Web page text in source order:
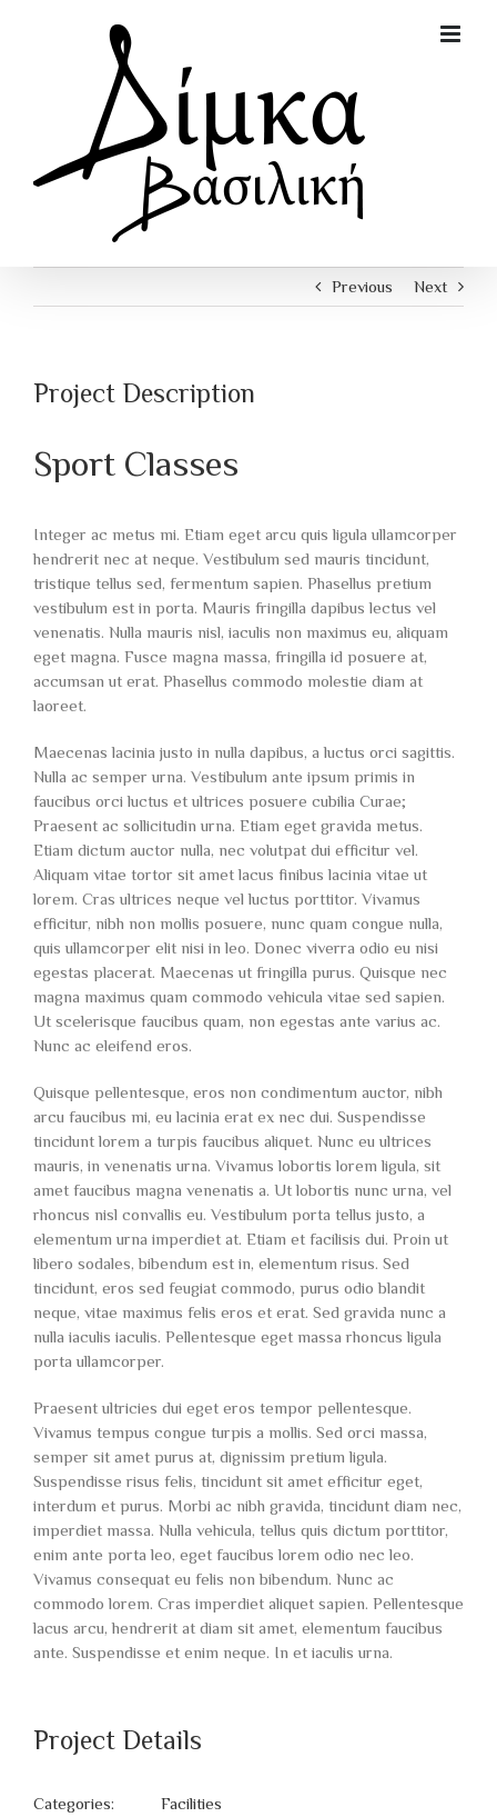
Previous Next
Project Description
Sport Classes
Integer ac metus mi. Etiam eget arcu quis ligula ullamcorper
hendrerit nec at neque. Vestibulum sed mauris tincidunt,
tristique tellus sed, fermentum sapien. Phasellus pretium
vestibulum est in porta. Mauris fringilla dapibus lectus vel
venenatis. Nulla mauris nisl, iaculis non maximus eu, aliquam
eget magna. Fusce magna massa, fringilla id posuere at,
accumsan ut erat. Phasellus commodo molestie diam at
laoreet.
Maecenas lacinia justo in nulla dapibus, a luctus orci sagittis.
Nulla ac semper urna. Vestibulum ante ipsum primis in
faucibus orci luctus et ultrices posuere cubilia Curae;
Praesent ac sollicitudin urna. Etiam eget gravida metus.
Etiam dictum auctor nulla, nec volutpat dui efficitur vel.
Aliquam vitae tortor sit amet lacus finibus lacinia vitae ut
lorem. Cras ultrices neque vel luctus porttitor. Vivamus
efficitur, nibh non mollis posuere, nunc quam congue nulla,
quis ullamcorper elit nisi in leo. Donec viverra odio eu nisi
egestas placerat. Maecenas ut fringilla purus. Quisque nec
magna maximus quam commodo vehicula vitae sed sapien.
Ut scelerisque faucibus quam, non egestas ante varius ac.
Nunc ac eleifend eros.
Quisque pellentesque, eros non condimentum auctor, nibh
arcu faucibus mi, eu lacinia erat ex nec dui. Suspendisse
tincidunt lorem a turpis faucibus aliquet. Nunc eu ultrices
mauris, in venenatis urna. Vivamus lobortis lorem ligula, sit
amet faucibus magna venenatis a. Ut lobortis nunc urna, vel
rhoncus nisl convallis eu. Vestibulum porta tellus justo, a
elementum urna imperdiet at. Etiam et facilisis dui. Proin ut
libero sodales, bibendum est in, elementum risus. Sed
tincidunt, eros sed feugiat commodo, purus odio blandit
neque, vitae maximus felis eros et erat. Sed gravida nunc a
nulla iaculis iaculis. Pellentesque eget massa rhoncus ligula
porta ullamcorper.
Praesent ultricies dui eget eros tempor pellentesque.
Vivamus tempus congue turpis a mollis. Sed orci massa,
semper sit amet purus at, dignissim pretium ligula.
Suspendisse risus felis, tincidunt sit amet efficitur eget,
interdum et purus. Morbi ac nibh gravida, tincidunt diam nec,
imperdiet massa. Nulla vehicula, tellus quis dictum porttitor,
enim ante porta leo, eget faucibus lorem odio nec leo.
Vivamus consequat eu felis non bibendum. Nunc ac
commodo lorem. Cras imperdiet aliquet sapien. Pellentesque
lacus arcu, hendrerit at diam sit amet, elementum faucibus
ante. Suspendisse et enim neque. In et iaculis urna.
Project Details
Categories: Facilities